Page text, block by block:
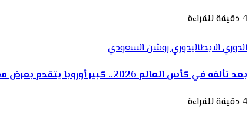
4 دقيقة للقراءة
الدوري الايطاليدوري روشن السعودي
بعد تألقه في كأس العالم 2026.. كبير أوروبا يتقدم بعرض مغرٍ للهلال لضم إبن الوداد ياسين بونو
4 دقيقة للقراءة